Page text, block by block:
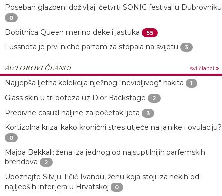
Poseban glazbeni doživljaj: četvrti SONIC festival u Dubrovniku
0
Dobitnica Queen merino deke i jastuka 55
Fussnota je prvi niche parfem za stopala na svijetu 3
AUTOROVI ČLANCI svi članci
Najljepša ljetna kolekcija nježnog "nevidljivog" nakita 1
Glass skin u tri poteza uz Dior Backstage 2
Predivne casual haljine za početak ljeta 3
Kortizolna kriza: kako kronični stres utječe na jajnike i ovulaciju?
0
Majda Bekkali: žena iza jednog od najsuptilnijih parfemskih
brendova
2
Upoznajte Silviju Tičić Ivandu, ženu koja stoji iza nekih od
najljepših interijera u Hrvatskoj
0